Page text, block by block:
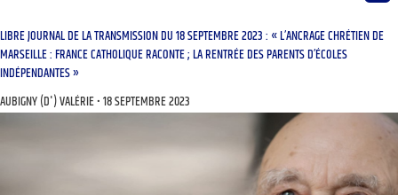
LIBRE JOURNAL DE LA TRANSMISSION DU 18 SEPTEMBRE 2023 : « L’ANCRAGE CHRÉTIEN DE
MARSEILLE : FRANCE CATHOLIQUE RACONTE ; LA RENTRÉE DES PARENTS D’ÉCOLES
INDÉPENDANTES »
AUBIGNY (D') VALÉRIE 18 SEPTEMBRE 2023